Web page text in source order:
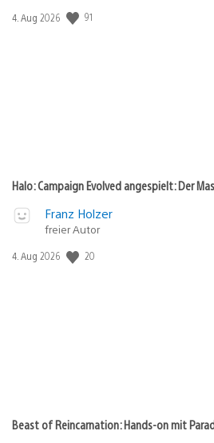
Veröffentlichungsdatum:
4. Aug 2026 91
Halo: Campaign Evolved angespielt: Der
Franz Holzer
freier Autor
Veröffentlichungsdatum:
4. Aug 2026 20
Beast of Reincarnation: Hands-on mit